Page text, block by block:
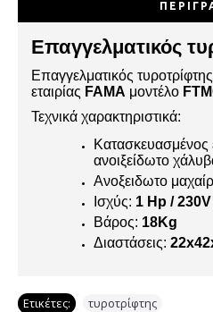
Επαγγελματικός
Επαγγελματικός
εταιρίας FAMA μοντέλο
Τεχνικά χαρακτηριστικά:
ανοιξείδωτο
Ανοξειδωτο
Ισχύς: 1 Hp /
Βάρος: 18Kg
Διαστάσεις:
Ετικέτες: τυροτρίφτης